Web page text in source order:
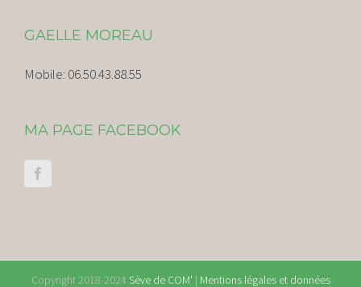
GAELLE MOREAU
Mobile: 06.50.43.88.55
MA PAGE FACEBOOK
Copyright 2018-2024 Sève de COM' | Mentions légales et données